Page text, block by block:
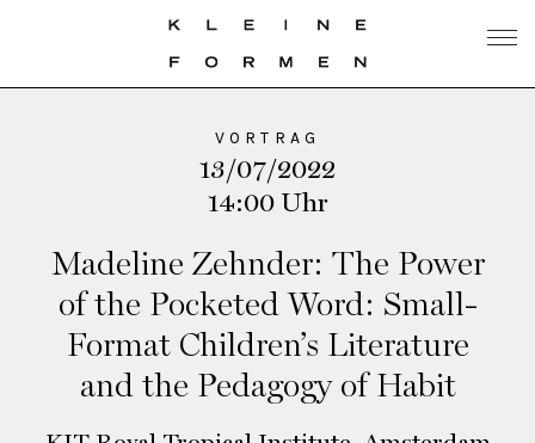
VORTRAG
13/07/2022
14:00 Uhr
Madeline Zehnder: The Power
of the Pocketed Word: Small-
Format Children’s Literature
and the Pedagogy of Habit